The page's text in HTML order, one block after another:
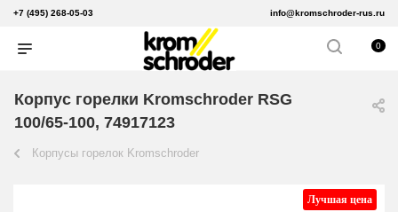
+7 (495) 268-05-03 info@kromschroder-rus.ru
0
Корпус горелки Kromschroder RSG
100/65-100, 74917123
Корпусы горелок Kromschroder
Лучшая цена